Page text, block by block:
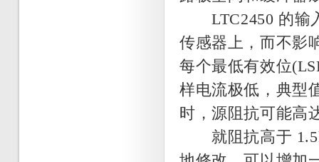
LTC2450 的输
传感器上，而不影
每个最低有效位
样电流极低，典型
时，源阻抗可能高
就阻抗高于